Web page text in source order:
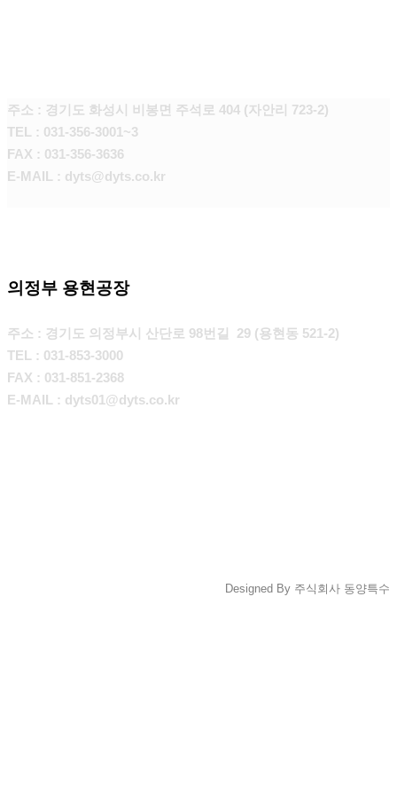
주소 : 경기도 화성시 비봉면 주석로 404 (자안리 723-2)
TEL : 031-356-3001~3
FAX : 031-356-3636
E-MAIL : dyts@dyts.co.kr
의정부 용현공장
주소 : 경기도 의정부시 산단로 98번길 29 (용현동 521-2)
TEL : 031-853-3000
FAX : 031-851-2368
E-MAIL : dyts01@dyts.co.kr
Designed By 주식회사 동양특수